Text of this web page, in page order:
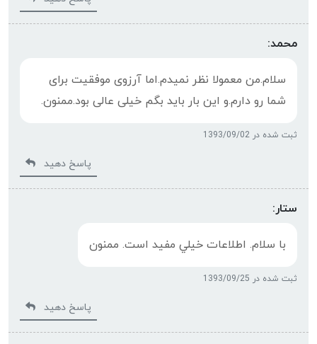
محمد:
سلام.من معمولا نظر نمیدم.اما آرزوی موفقیت برای
شما رو دارم.و این بار باید بگم خیلی عالی بود.ممنون.
ثبت شده در 1393/09/02
پاسخ دهید
ستار:
با سلام. اطلاعات خيلي مفيد است. ممنون
ثبت شده در 1393/09/25
پاسخ دهید